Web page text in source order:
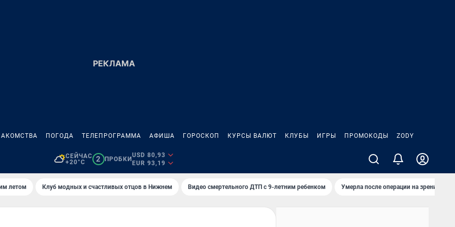
ПОГОДА ТЕЛЕПРОГРАММА АФИША ГОРОСКОП КУРСЫ ВАЛЮТ КЛУБЫ ИГРЫ ПРОМОКОДЫ ZODY
СЕЙЧАС
+20°C
2 ПРОБКИ
USD 80,93
EUR 93,19
летом Клуб модных и счастливых отцов в Нижнем Видео смертельного ДТП с 9-летним ребенком Умерла после операции на зрение